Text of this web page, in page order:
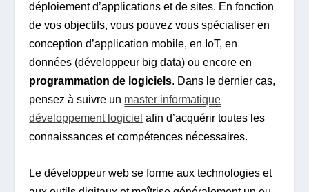
déploiement d’applications et de sites. En fonction
de vos objectifs, vous pouvez vous spécialiser en
conception d’application mobile, en IoT, en
données (développeur big data) ou encore en
programmation de logiciels. Dans le dernier cas,
pensez à suivre un master informatique
développement logiciel afin d’acquérir toutes les
connaissances et compétences nécessaires.
Le développeur web se forme aux technologies et